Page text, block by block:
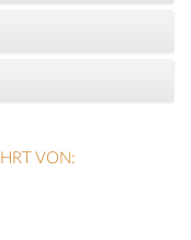
VON: